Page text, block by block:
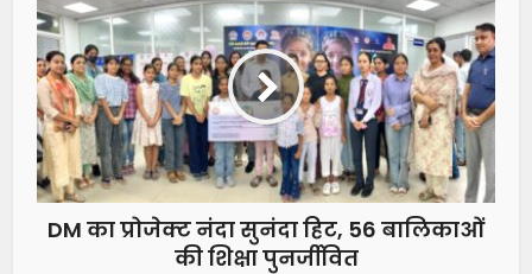
DM का प्रोजेक्ट नंदा सुनंदा हिट, 56 बालिकाओं
की शिक्षा पुनर्जीवित